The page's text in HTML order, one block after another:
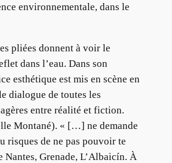
environnementale, dans le
pliées donnent à voir le
dans l’eau. Dans son
esthétique est mis en scène en
dialogue de toutes les
entre réalité et fiction.
Montané). « […] ne demande
risques de ne pas pouvoir te
Nantes, Grenade, L’Albaicín. À